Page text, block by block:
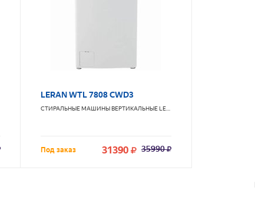
LERAN WTL 7808 CWD3
СТИРАЛЬНЫЕ МАШИНЫ ВЕРТИКАЛЬНЫЕLERAN
Под заказ 31390 35990